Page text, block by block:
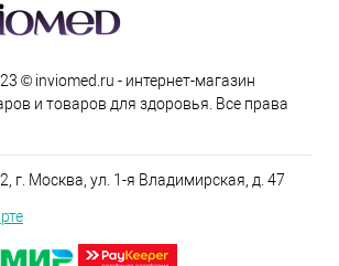
© inviomed.ru - интернет-магазин
и товаров для здоровья. Все права
г. Москва, ул. 1-я Владимирская, д. 47